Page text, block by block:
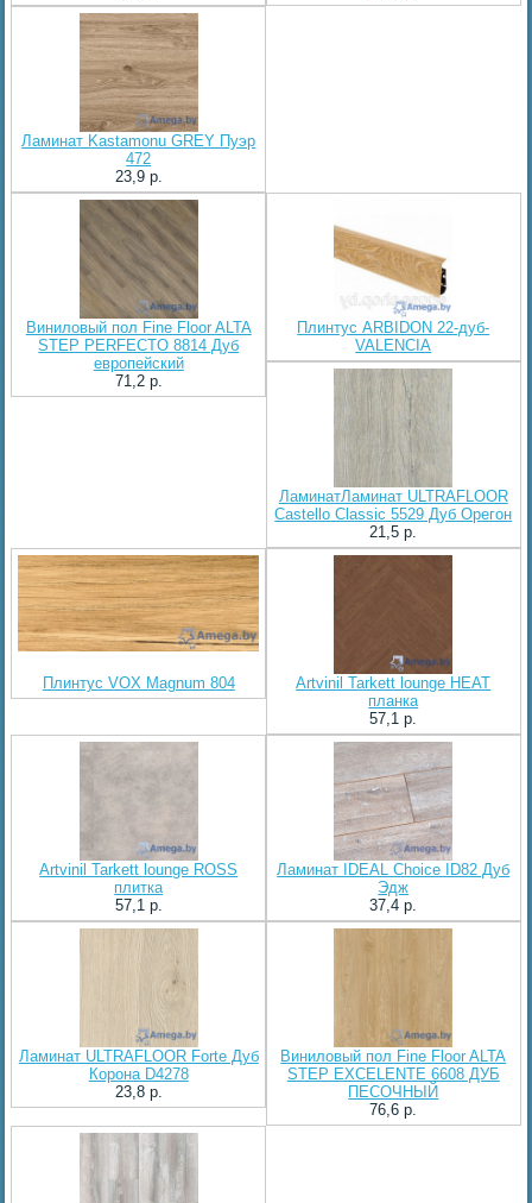
Ламинат Kastamonu GREY Пуэр
472
23,9 p.
Виниловый пол Fine Floor ALTA
STEP PERFECTO 8814 Дуб
европейский
71,2 p.
Плинтус ARBIDON 22-дуб-
VALENCIA
ЛаминатЛаминат ULTRAFLOOR
Castello Classic 5529 Дуб Орегон
21,5 p.
Плинтус VOX Magnum 804
Artvinil Tarkett lounge HEAT
планка
57,1 p.
Artvinil Tarkett lounge ROSS
плитка
57,1 p.
Ламинат IDEAL Choice ID82 Дуб
Эдж
37,4 p.
Ламинат ULTRAFLOOR Forte Дуб
Корона D4278
23,8 p.
Виниловый пол Fine Floor ALTA
STEP EXCELENTE 6608 ДУБ
ПЕСОЧНЫЙ
76,6 p.